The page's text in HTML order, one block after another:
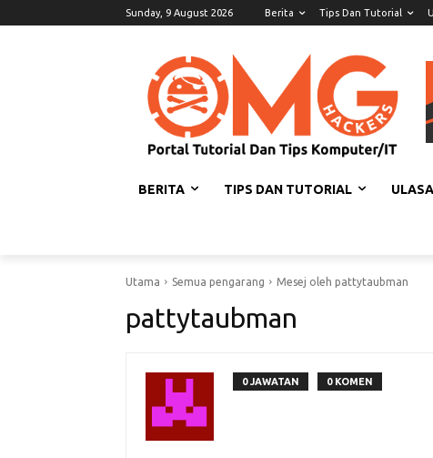
Sunday, 9 August 2026 Berita Tips Dan Tutorial
BERITA TIPS DAN TUTORIAL
Utama Semua pengarang Mesej oleh pattytaubman
pattytaubman
0 JAWATAN 0 KOMEN